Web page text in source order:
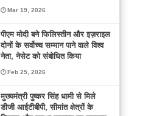
Mar 19, 2026
पीएम मोदी बने फिलिस्तीन और इज़राइल
दोनों के सर्वोच्च सम्मान पाने वाले विश्व
नेता, नेसेट को संबोधित किया
Feb 25, 2026
मुख्यमंत्री पुष्कर सिंह धामी से मिले
डीजी आईटीबीपी, सीमांत क्षेत्रों के